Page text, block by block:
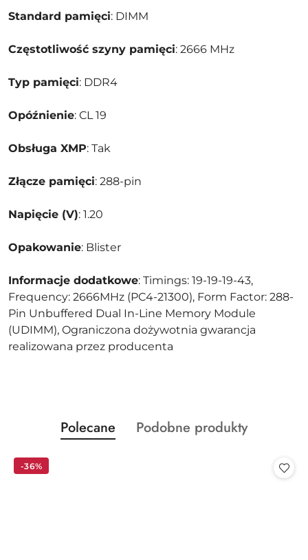
Standard pamięci: DIMM
Częstotliwość szyny pamięci: 2666 MHz
Typ pamięci: DDR4
Opóźnienie: CL 19
Obsługa XMP: Tak
Złącze pamięci: 288-pin
Napięcie (V): 1.20
Opakowanie: Blister
Informacje dodatkowe: Timings: 19-19-19-43,
Frequency: 2666MHz (PC4-21300), Form Factor: 288-
Pin Unbuffered Dual In-Line Memory Module
(UDIMM), Ograniczona dożywotnia gwarancja
realizowana przez producenta
Pomiń karuzelę produktów
Produkty
o
Polecane
Produkty
Podobne produkty
-36%